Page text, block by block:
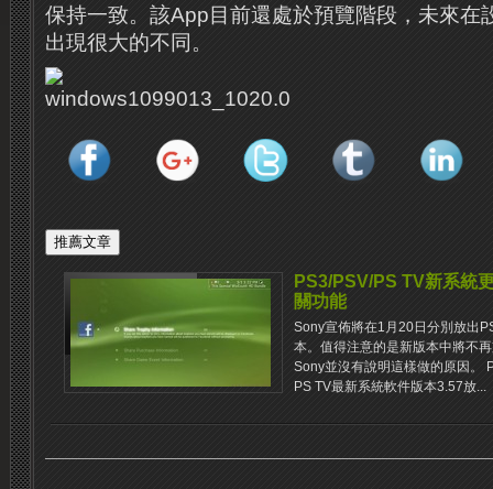
保持一致。該App目前還處於預覽階段，未來在
出現很大的不同。
PS3/PSV/PS TV新系統
關功能
Sony宣佈將在1月20日分別放出
本。值得注意的是新版本中將不
Sony並沒有說明這樣做的原因。
PS TV最新系統軟件版本3.57放...